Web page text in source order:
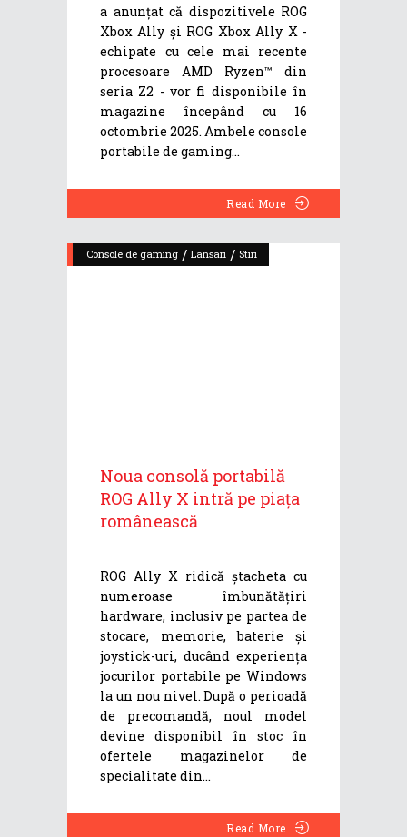
a anunțat că dispozitivele ROG
Xbox Ally și ROG Xbox Ally X -
echipate cu cele mai recente
procesoare AMD Ryzen™ din
seria Z2 - vor fi disponibile în
magazine începând cu 16
octombrie 2025. Ambele console
portabile de gaming
Read More
Console de gaming / Lansari / Stiri
Noua consolă portabilă
ROG Ally X intră pe piața
românească
ROG Ally X ridică ștacheta cu
numeroase îmbunătățiri
hardware, inclusiv pe partea de
stocare, memorie, baterie și
joystick-uri, ducând experiența
jocurilor portabile pe Windows
la un nou nivel. După o perioadă
de precomandă, noul model
devine disponibil în stoc în
ofertele magazinelor de
specialitate din
Read More